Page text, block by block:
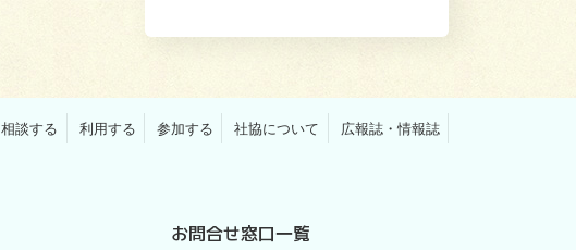
相談する 利用する 参加する 社協について 広報誌・情報誌
お問合せ窓口一覧